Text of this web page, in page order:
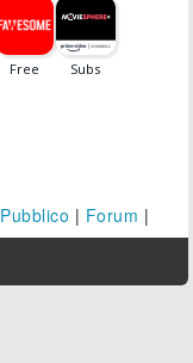
Pubblico | Forum |